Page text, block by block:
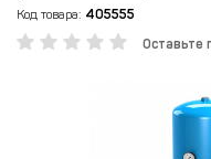
Код товара: 405555
Оставьте